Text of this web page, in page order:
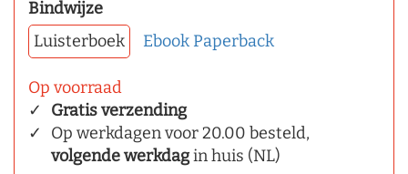
Bindwijze
Luisterboek
Ebook Paperback
Op voorraad
Gratis verzending
Op werkdagen voor 20.00 besteld,
volgende werkdagin huis (NL)